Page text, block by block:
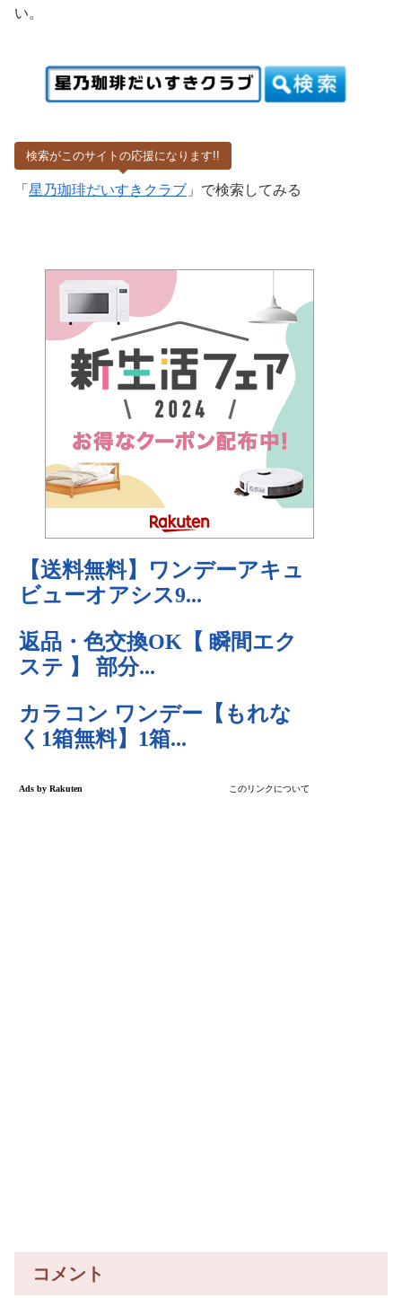
い。
検索がこのサイトの応援になります!!
「 星乃珈琲だいすきクラブ 」で検索してみる
コメント